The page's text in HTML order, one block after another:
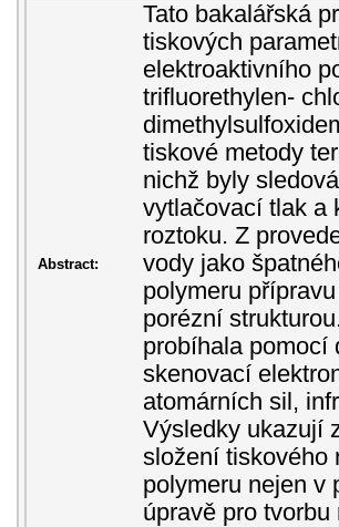
Abstract:
Tato bakalářská
tiskových
elektroaktivního
trifluorethylen-
tiskové metody
nichž byly
vytlačovací tlak a
roztoku. Z
vody jako
polymeru
porézní
probíhala pomocí
skenovací
atomárních sil,
Výsledky ukazují
složení tiskového
polymeru nejen v
úpravě pro